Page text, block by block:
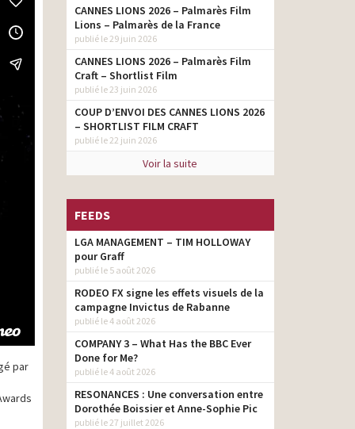
par
CANNES LIONS 2026 – Palmarès Film
Lions – Palmarès de la France
publié le 29 juin 2026
CANNES LIONS 2026 – Palmarès Film
Craft – Shortlist Film
publié le 23 juin 2026
COUP D’ENVOI DES CANNES LIONS 2026
– SHORTLIST FILM CRAFT
publié le 22 juin 2026
Voir la suite
FEEDS
LGA MANAGEMENT – TIM HOLLOWAY
pour Graff
publié le 5 août 2026
RODEO FX signe les effets visuels de la
campagne Invictus de Rabanne
publié le 4 août 2026
COMPANY 3 – What Has the BBC Ever
Done for Me?
publié le 4 août 2026
RESONANCES : Une conversation entre
Dorothée Boissier et Anne-Sophie Pic
publié le 27 juillet 2026